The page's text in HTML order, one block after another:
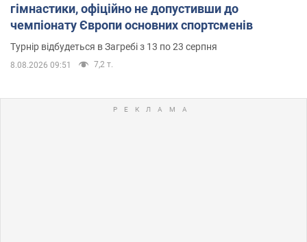
гімнастики, офіційно не допустивши до
чемпіонату Європи основних спортсменів
Турнір відбудеться в Загребі з 13 по 23 серпня
8.08.2026 09:51 7,2 т.